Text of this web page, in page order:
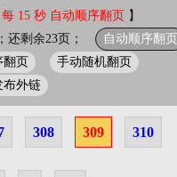
15 秒 自动顺序翻页 】
还剩余23页；
自动顺序翻页
翻页
手动随机翻页
布外链
308 309 310